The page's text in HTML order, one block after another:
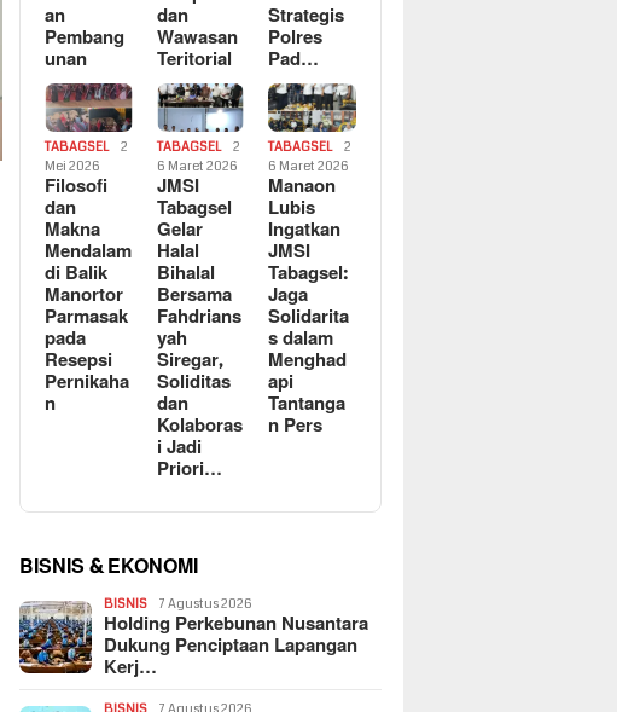
an
Pembang
unan
dan
Wawasan
Teritorial
Strategis
Polres
Pad…
TABAGSEL
2
Mei 2026
Filosofi
dan
Makna
Mendalam
di Balik
Manortor
Parmasak
pada
Resepsi
Pernikaha
n
TABAGSEL
2
6 Maret 2026
JMSI
Tabagsel
Gelar
Halal
Bihalal
Bersama
Fahdrians
yah
Siregar,
Soliditas
dan
Kolaboras
i Jadi
Priori…
TABAGSEL
2
6 Maret 2026
Manaon
Lubis
Ingatkan
JMSI
Tabagsel:
Jaga
Solidarita
s dalam
Menghad
api
Tantanga
n Pers
BISNIS & EKONOMI
BISNIS 7 Agustus 2026
Holding Perkebunan Nusantara
Dukung Penciptaan Lapangan
Kerj…